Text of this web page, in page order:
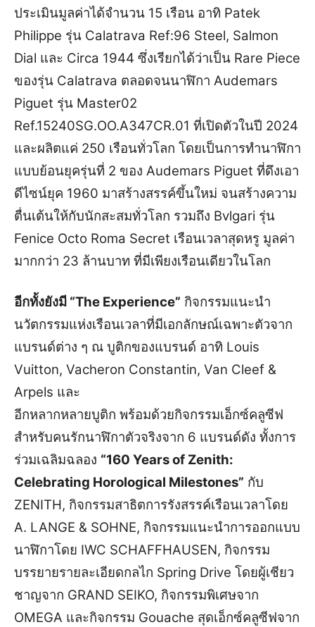
ประเมินมูลค่าได้จำนวน 15 เรือน อาทิ Patek
Philippe รุ่น Calatrava Ref:96 Steel, Salmon
Dial และ Circa 1944 ซึ่งเรียกได้ว่าเป็น Rare Piece
ของรุ่น Calatrava ตลอดจนนาฬิกา Audemars
Piguet รุ่น Master02
Ref.15240SG.OO.A347CR.01 ที่เปิดตัวในปี 2024
และผลิตแค่ 250 เรือนทั่วโลก โดยเป็นการทำนาฬิกา
แบบย้อนยุครุ่นที่ 2 ของ Audemars Piguet ที่ดึงเอา
ดีไซน์ยุค 1960 มาสร้างสรรค์ขึ้นใหม่ จนสร้างความ
ตื่นเต้นให้กับนักสะสมทั่วโลก รวมถึง Bvlgari รุ่น
Fenice Octo Roma Secret เรือนเวลาสุดหรู มูลค่า
มากกว่า 23 ล้านบาท ที่มีเพียงเรือนเดียวในโลก
อีกทั้งยังมี “The Experience” กิจกรรมแนะนำ
นวัตกรรมแห่งเรือนเวลาที่มีเอกลักษณ์เฉพาะตัวจาก
แบรนด์ต่าง ๆ ณ บูติกของแบรนด์ อาทิ Louis
Vuitton, Vacheron Constantin, Van Cleef &
Arpels และ
อีกหลากหลายบูติก พร้อมด้วยกิจกรรมเอ็กซ์คลูซีฟ
สำหรับคนรักนาฬิกาตัวจริงจาก 6 แบรนด์ดัง ทั้งการ
ร่วมเฉลิมฉลอง “160 Years of Zenith:
Celebrating Horological Milestones” กับ
ZENITH, กิจกรรมสาธิตการรังสรรค์เรือนเวลาโดย
A. LANGE & SOHNE, กิจกรรมแนะนำการออกแบบ
นาฬิกาโดย IWC SCHAFFHAUSEN, กิจกรรม
บรรยายรายละเอียดกลไก Spring Drive โดยผู้เชียว
ชาญจาก GRAND SEIKO, กิจกรรมพิเศษจาก
OMEGA และกิจกรรม Gouache สุดเอ็กซ์คลูซีฟจาก